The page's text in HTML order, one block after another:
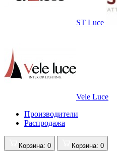
ST Luce
Vele Luce
Производители
Распродажа
Корзина: 0 Корзина: 0